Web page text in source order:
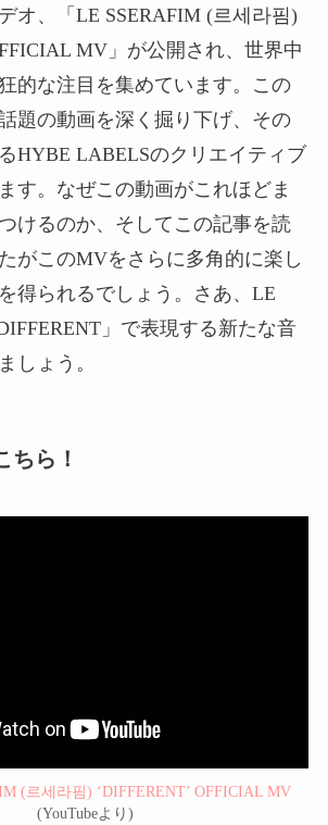
オ、「LE SSERAFIM (르세라핌)
MV」が公開され、世界中
的な注目を集めています。この
題の動画を深く掘り下げ、その
HYBE LABELSのクリエイティブ
す。なぜこの動画がこれほどま
けるのか、そしてこの記事を読
がこのMVをさらに多角的に楽し
得られるでしょう。さあ、LE
」で表現する新たな音
しょう。
ちら！
(르세라핌) ‘DIFFERENT’ OFFICIAL MV
(YouTubeより)